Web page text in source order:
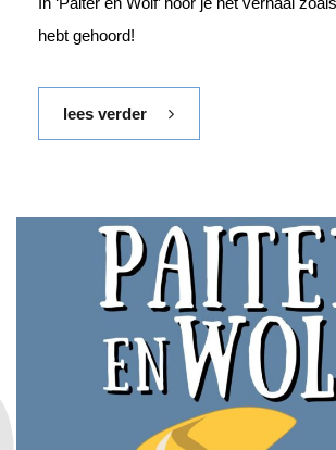
hebt gehoord!
lees verder